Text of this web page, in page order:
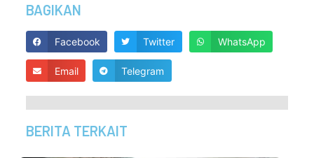
BAGIKAN
Facebook Twitter WhatsApp
Email Telegram
BERITA TERKAIT